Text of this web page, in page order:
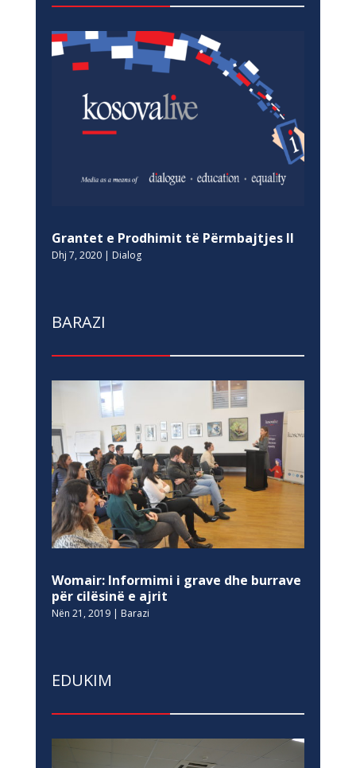
Grantet e Prodhimit të Përmbajtjes II
Dhj 7, 2020| Dialog
BARAZI
Womair: Informimi i grave dhe burrave
për cilësinë e ajrit
Nën 21, 2019| Barazi
EDUKIM